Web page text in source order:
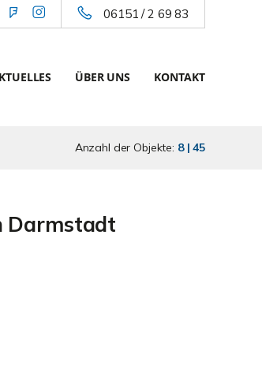
06151 / 2 69 83
ÜBER UNS KONTAKT
Anzahl der Objekte: 8 | 45
Darmstadt